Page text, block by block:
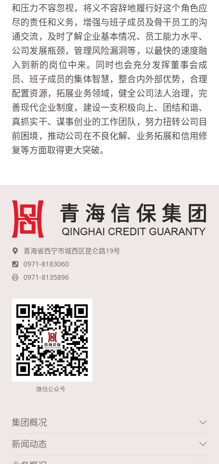
和压力不容忽视，将义不容辞地履行好这个角色应
尽的责任和义务，增强与班子成员及骨干员工的沟
通交流，及时了解企业基本情况、员工能力水平、
公司发展瓶颈，管理风险漏洞等，以最快的速度融
入到新的岗位中来。同时也会充分发挥董事会成
员、班子成员的集体智慧，整合内外部优势，合理
配置资源，拓展业务领域，健全公司法人治理，完
善现代企业制度，建设一支积极向上、团结和谐、
真抓实干、谋事创业的工作团队，努力扭转公司目
前困境，推动公司在不良化解、业务拓展和信用修
复等方面取得更大突破。
青海省西宁市城西区昆仑路19号
0971-8183060
0971-8135896
集团概况
新闻动态